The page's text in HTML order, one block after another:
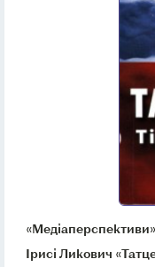
Ірисі Ликович